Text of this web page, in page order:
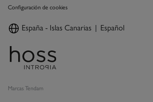
Configuración de cookies
España - Islas Canarias Español
Marcas Tendam